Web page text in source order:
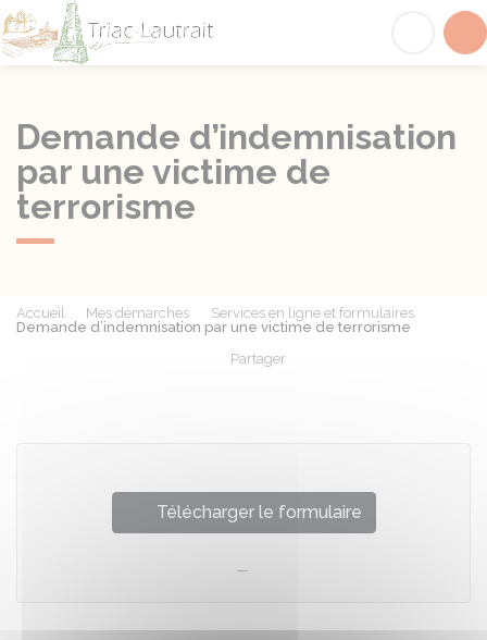
Demande d’indemnisation
par une victime de
terrorisme
Accueil Mes démarches
Services en ligne et formulaires
Demande d’indemnisation par une victime de terrorisme
Partager
Télécharger le formulaire